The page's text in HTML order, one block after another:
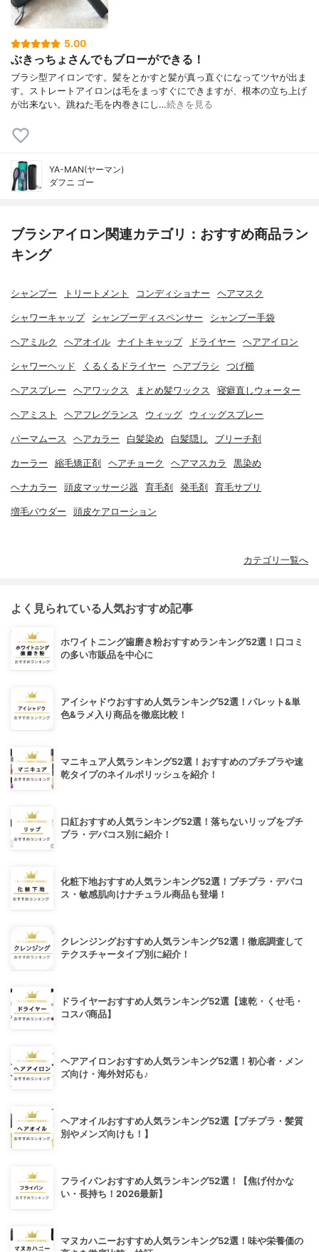
5.00
ぶきっちょさんでもブローができる！
ブラシ型アイロンです。髪をとかすと髪が真っ直ぐになってツヤが出ま
す。ストレートアイロンは毛をまっすぐにできますが、根本の立ち上げ
が出来ない。跳ねた毛を内巻きにし…続きを見る
YA-MAN(ヤーマン)
ダフニ ゴー
ブラシアイロン関連カテゴリ：おすすめ商品ラン
キング
シャンプー トリートメント コンディショナー ヘアマスク
シャワーキャップ シャンプーディスペンサー シャンプー手袋
ヘアミルク ヘアオイル ナイトキャップ ドライヤー ヘアアイロン
シャワーヘッド くるくるドライヤー ヘアブラシ つげ櫛
ヘアスプレー ヘアワックス まとめ髪ワックス 寝癖直しウォーター
ヘアミスト ヘアフレグランス ウィッグ ウィッグスプレー
パーマムース ヘアカラー 白髪染め 白髪隠し ブリーチ剤
カーラー 縮毛矯正剤 ヘアチョーク ヘアマスカラ 黒染め
ヘナカラー 頭皮マッサージ器 育毛剤 発毛剤 育毛サプリ
増毛パウダー 頭皮ケアローション
カテゴリ一覧へ
よく見られている人気おすすめ記事
ホワイトニング歯磨き粉おすすめランキング52選！口コミ
の多い市販品を中心に
アイシャドウおすすめ人気ランキング52選！パレット&単
色&ラメ入り商品を徹底比較！
マニキュア人気ランキング52選！おすすめのプチプラや速
乾タイプのネイルポリッシュを紹介！
口紅おすすめ人気ランキング52選！落ちないリップをプチ
プラ・デパコス別に紹介！
化粧下地おすすめ人気ランキング52選！プチプラ・デパコ
ス・敏感肌向けナチュラル商品も登場！
クレンジングおすすめ人気ランキング52選！徹底調査して
テクスチャータイプ別に紹介！
ドライヤーおすすめ人気ランキング52選【速乾・くせ毛・
コスパ商品】
ヘアアイロンおすすめ人気ランキング52選！初心者・メン
ズ向け・海外対応も♪
ヘアオイルおすすめ人気ランキング52選【プチプラ・髪質
別やメンズ向けも！】
フライパンおすすめ人気ランキング52選！【焦げ付かな
い・長持ち！2026最新】
マヌカハニーおすすめ人気ランキング52選！味や栄養価の